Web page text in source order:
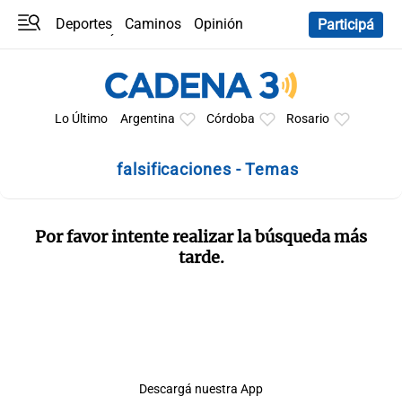
Deportes Caminos
Opinión
Participá
Lo Último Argentina Córdoba Rosario
falsificaciones - Temas
Por favor intente realizar la búsqueda más
tarde.
Descargá nuestra App